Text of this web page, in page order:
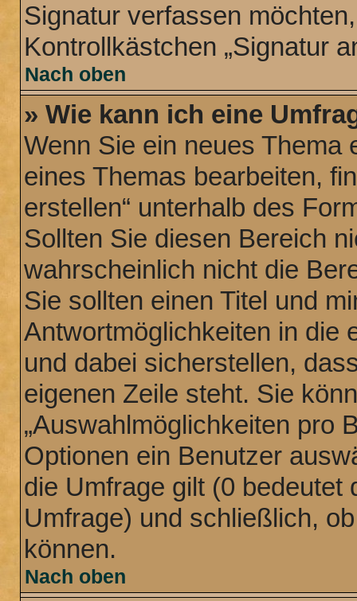
Signatur verfassen
Kontrollkästchen „Signatur
Nach oben
» Wie kann ich eine
Wenn Sie ein neues Thema
eines Themas bearbeiten,
erstellen“ unterhalb des
Sollten Sie diesen Bereich
wahrscheinlich nicht die
Sie sollten einen Titel und
Antwortmöglichkeiten in die
und dabei sicherstellen,
eigenen Zeile steht. Sie
„Auswahlmöglichkeiten pro
Optionen ein Benutzer
die Umfrage gilt (0 bedeutet
Umfrage) und schließlich,
können.
Nach oben